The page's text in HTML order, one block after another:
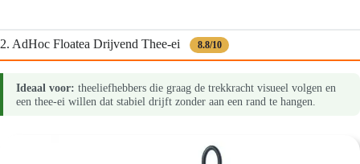
2. AdHoc Floatea Drijvend Thee-ei 8.8/10
Ideaal voor: theeliefhebbers die graag de trekkracht visueel volgen en
een thee-ei willen dat stabiel drijft zonder aan een rand te hangen.